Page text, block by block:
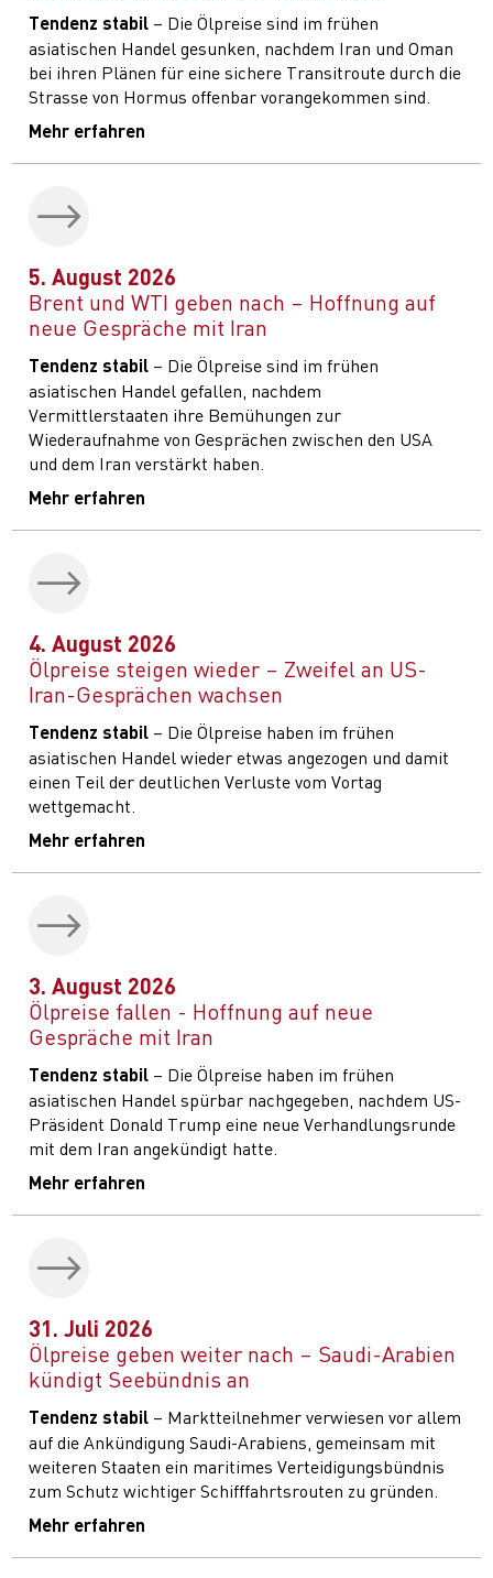
Tendenz stabil – Die Ölpreise sind im frühen
asiatischen Handel gesunken, nachdem Iran und Oman
bei ihren Plänen für eine sichere Transitroute durch die
Strasse von Hormus offenbar vorangekommen sind.
Mehr erfahren
5. August 2026
Brent und WTI geben nach – Hoffnung auf
neue Gespräche mit Iran
Tendenz stabil – Die Ölpreise sind im frühen
asiatischen Handel gefallen, nachdem
Vermittlerstaaten ihre Bemühungen zur
Wiederaufnahme von Gesprächen zwischen den USA
und dem Iran verstärkt haben.
Mehr erfahren
4. August 2026
Ölpreise steigen wieder – Zweifel an US-
Iran-Gesprächen wachsen
Tendenz stabil – Die Ölpreise haben im frühen
asiatischen Handel wieder etwas angezogen und damit
einen Teil der deutlichen Verluste vom Vortag
wettgemacht.
Mehr erfahren
3. August 2026
Ölpreise fallen - Hoffnung auf neue
Gespräche mit Iran
Tendenz stabil – Die Ölpreise haben im frühen
asiatischen Handel spürbar nachgegeben, nachdem US-
Präsident Donald Trump eine neue Verhandlungsrunde
mit dem Iran angekündigt hatte.
Mehr erfahren
31. Juli 2026
Ölpreise geben weiter nach – Saudi-Arabien
kündigt Seebündnis an
Tendenz stabil – Marktteilnehmer verwiesen vor allem
auf die Ankündigung Saudi-Arabiens, gemeinsam mit
weiteren Staaten ein maritimes Verteidigungsbündnis
zum Schutz wichtiger Schifffahrtsrouten zu gründen.
Mehr erfahren